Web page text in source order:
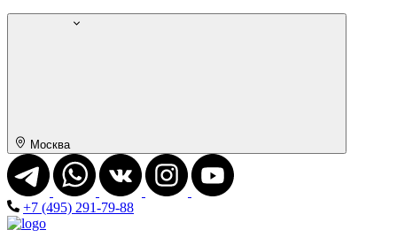
Москва
+7 (495) 291-79-88